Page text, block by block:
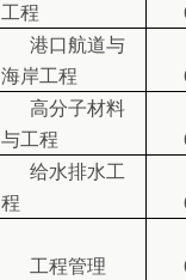
工程
港口航道与
海岸工程
高分子材料
与工程
给水排水工
程
工程管理